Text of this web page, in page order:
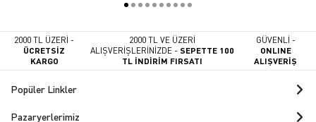
2000 TL ÜZERİ -
ÜCRETSİZ
KARGO
2000 TL VE ÜZERİ
ALIŞVERİŞLERİNİZDE -SEPETTE 100
TL İNDİRİM FIRSATI
GÜVENLİ -
ONLINE
ALIŞVERİŞ
Popüler Linkler
Pazaryerlerimiz